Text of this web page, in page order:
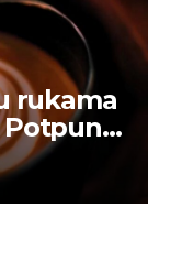
rukama
Potpuna